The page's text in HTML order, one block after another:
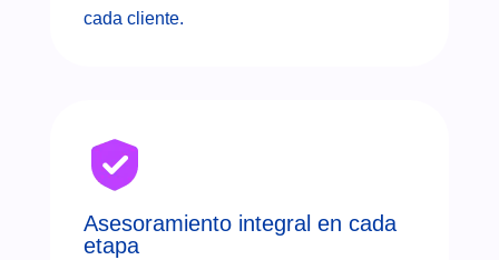
cada cliente.
Asesoramiento integral en cada
etapa